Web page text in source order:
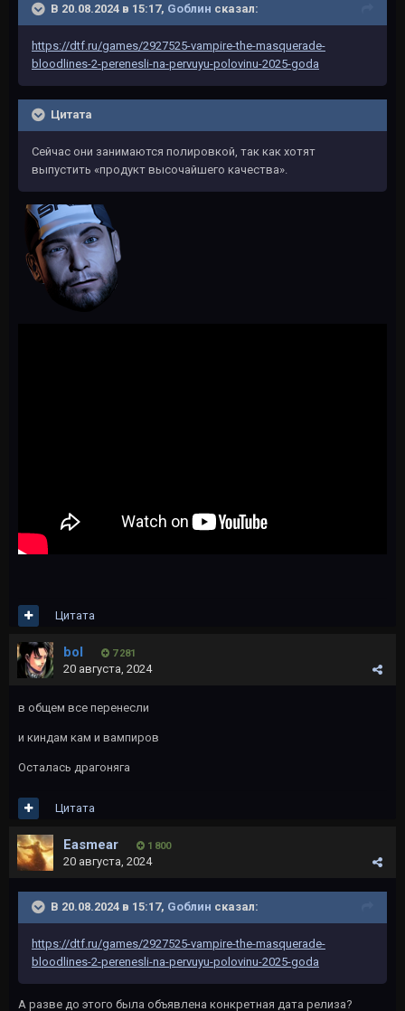
В 20.08.2024 в 15:17, Gоблин сказал:
https://dtf.ru/games/2927525-vampire-the-masquerade-
bloodlines-2-perenesli-na-pervuyu-polovinu-2025-goda
Цитата
Сейчас они занимаются полировкой, так как хотят
выпустить «продукт высочайшего качества».
Цитата
bol 7 281
20 августа, 2024
в общем все перенесли
и киндам кам и вампиров
Осталась драгоняга
Цитата
Easmear 1 800
20 августа, 2024
В 20.08.2024 в 15:17, Gоблин сказал:
https://dtf.ru/games/2927525-vampire-the-masquerade-
bloodlines-2-perenesli-na-pervuyu-polovinu-2025-goda
А разве до этого была объявлена конкретная дата релиза?